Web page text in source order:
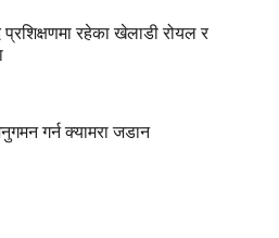
रहेका खेलाडी रोयल र
गर्न क्यामरा जडान